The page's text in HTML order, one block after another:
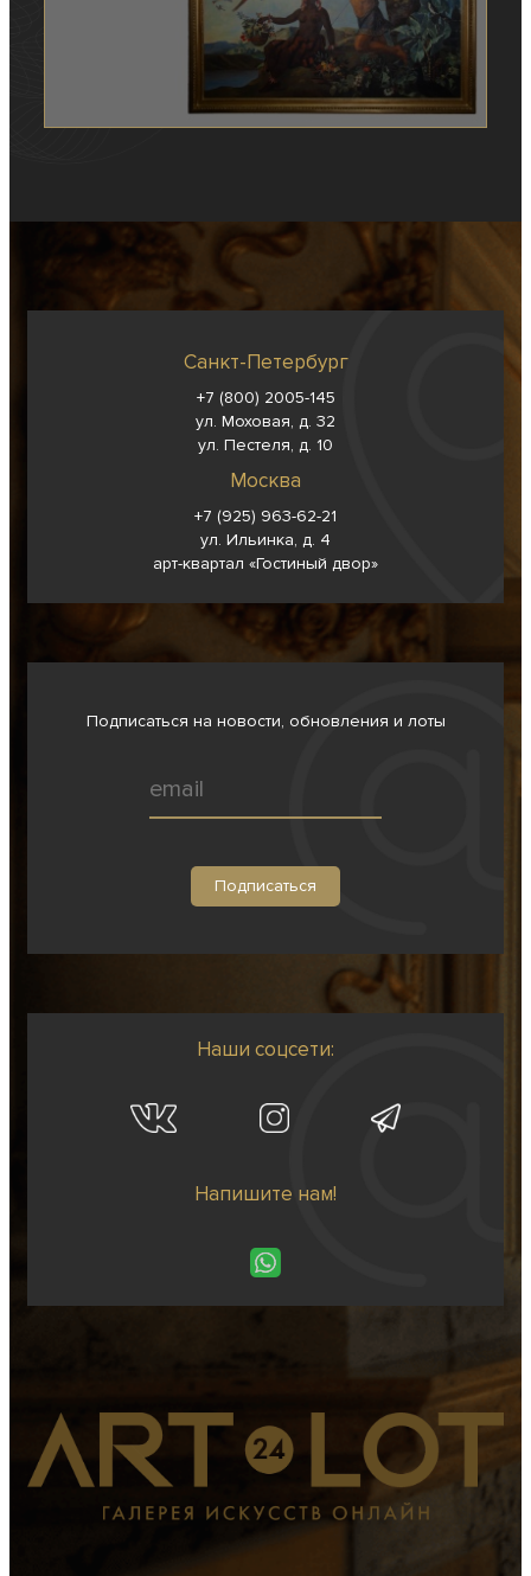
Санкт-Петербург
+7 (800) 2005-145
ул. Моховая, д. 32
ул. Пестеля, д. 10
Москва
+7 (925) 963-62-21
ул. Ильинка, д. 4
арт-квартал «Гостиный двор»
Подписаться на новости, обновления и лоты
Наши соцсети:
Напишите нам!